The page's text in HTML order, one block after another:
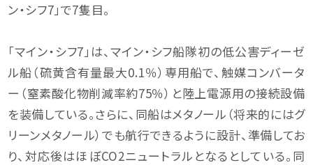
ン・シフ7」で7隻目。
「マイン・シフ7」は、マイン・シフ船隊初の低公害ディーゼ
ル船（硫黄含有量最大0.1％）専用船で、触媒コンバータ
ー（窒素酸化物削減率約75％）と陸上電源用の接続設備
を装備している。さらに、同船はメタノール（将来的にはグ
リーンメタノール）でも航行できるように設計、準備してお
り、対応後はほぼCO2ニュートラルとなるとしている。同